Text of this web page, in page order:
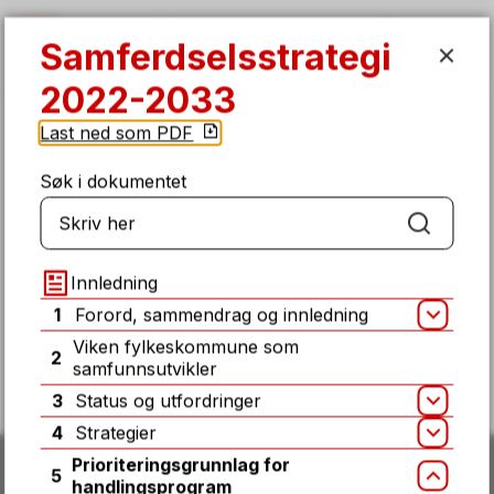
SØK MENY
DuPlaner og strategier
Fant du det du lette etter på denne
Ja Nei
Samferdselsstrategi 2022-2033
Samferdselsstrategi
2022-2033
Last ned som PDF
Søk i dokumentet
Søk
Innledning
1
Forord, sammendrag og innledning
2 Viken fylkeskommune som
samfunnsutvikler
3 Status og utfordringer
4 Strategier
5 Prioriteringsgrunnlag for
handlingsprogram